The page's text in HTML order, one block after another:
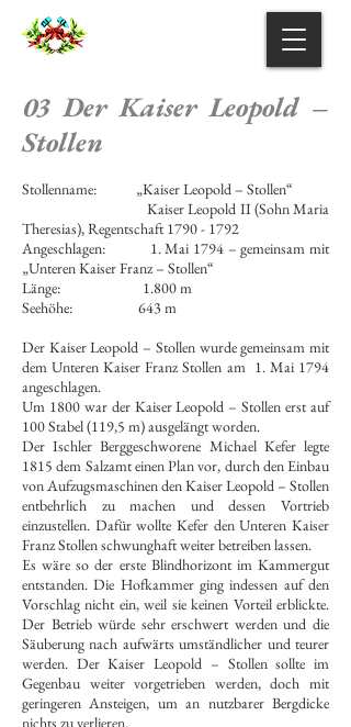
03 Der Kaiser Leopold –
Stollen
Stollenname: „Kaiser Leopold – Stollen“
Kaiser Leopold II (Sohn Maria
Theresias), Regentschaft1790 - 1792
Angeschlagen: 1. Mai 1794 – gemeinsam mit
„Unteren Kaiser Franz – Stollen“
Länge: 1.800 m
Seehöhe: 643 m
Der Kaiser Leopold – Stollen wurde gemeinsam mit
dem Unteren Kaiser Franz Stollen am 1. Mai 1794
angeschlagen.
Um 1800 war der Kaiser Leopold – Stollen erst auf
100 Stabel (119,5 m) ausgelängt worden.
Der Ischler Berggeschworene Michael Kefer legte
1815 dem Salzamt einen Plan vor, durch den Einbau
von Aufzugsmaschinen den Kaiser Leopold – Stollen
entbehrlich zu machen und dessen Vortrieb
einzustellen. Dafür wollte Kefer den Unteren Kaiser
Franz Stollen schwunghaft weiter betreiben lassen.
Es wäre so der erste Blindhorizont im Kammergut
entstanden. Die Hofkammer ging indessen auf den
Vorschlag nicht ein, weil sie keinen Vorteil erblickte.
Der Betrieb würde sehr erschwert werden und die
Säuberung nach aufwärts umständlicher und teurer
werden. Der Kaiser Leopold – Stollen sollte im
Gegenbau weiter vorgetrieben werden, doch mit
geringeren Ansteigen, um an nutzbarer Bergdicke
nichts zu verlieren.